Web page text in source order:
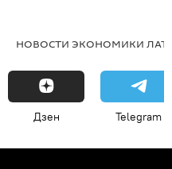
НОВОСТИ ЭКОНОМИКИ
Дзен Telegram